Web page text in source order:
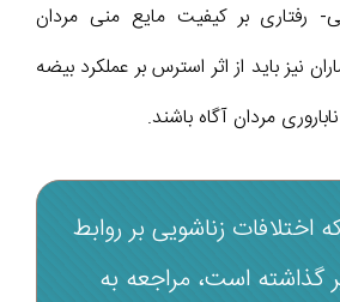
رفتاری بر کیفیت مایع منی مردان
نیز باید از اثر استرس بر عملکرد بیضه
مردان آگاه باشند.
اختلافات زناشویی بر روابط
گذاشته است، مراجعه به